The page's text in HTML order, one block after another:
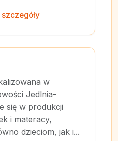
w
Jedlnia-
się w produkcji
i materacy,
dzieciom, jak i...